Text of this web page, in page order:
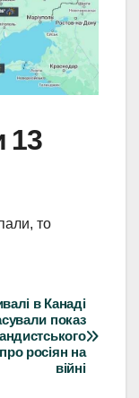
13
то
в Канаді
показ
росіян на
війні